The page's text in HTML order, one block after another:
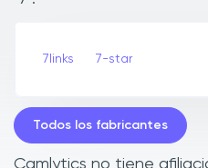
7links 7-star
Todos los fabricantes
Camlytics no tiene